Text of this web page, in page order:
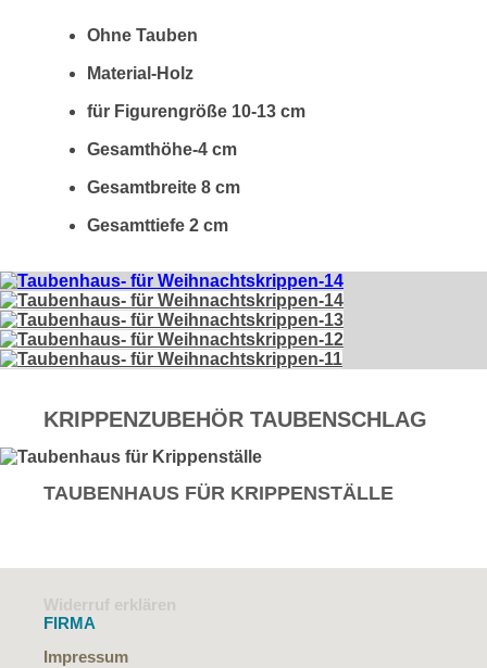
Ohne Tauben
Material-Holz
für Figurengröße 10-13 cm
Gesamthöhe-4 cm
Gesamtbreite 8 cm
Gesamttiefe 2 cm
KRIPPENZUBEHÖR TAUBENSCHLAG
TAUBENHAUS FÜR KRIPPENSTÄLLE
Widerruf erklären
FIRMA
Impressum